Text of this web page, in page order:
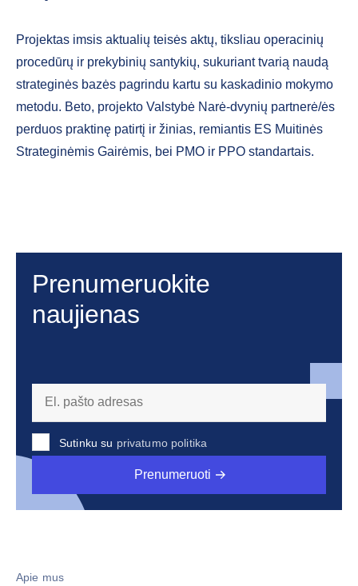
Projektas imsis aktualių teisės aktų, tiksliau operacinių
procedūrų ir prekybinių santykių, sukuriant tvarią naudą
strateginės bazės pagrindu kartu su kaskadinio mokymo
metodu. Beto, projekto Valstybė Narė-dvynių partnerė/ės
perduos praktinę patirtį ir žinias, remiantis ES Muitinės
Strateginėmis Gairėmis, bei PMO ir PPO standartais.
Prenumeruokite
naujienas
Sutinku su privatumo politika
Prenumeruoti
Apie mus